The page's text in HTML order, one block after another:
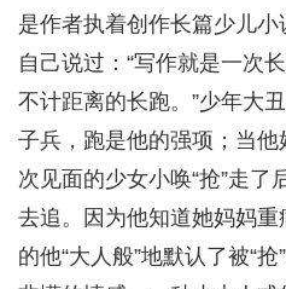
是作者执着创作长篇少儿
自己说过：“写作就是一次
不计距离的长跑。”少年大
子兵，跑是他的强项；当
次见面的少女小唤“抢”走
去追。因为他知道她妈妈
的他“大人般”地默认了被“